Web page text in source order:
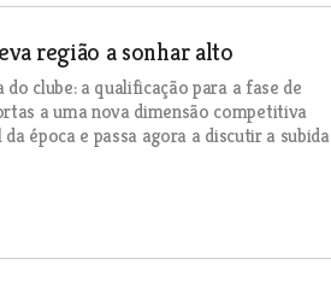
região a sonhar alto
clube: a qualificação para a fase de
a uma nova dimensão competitiva
época e passa agora a discutir a subida